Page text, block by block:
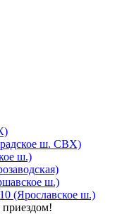
ш. СВХ)
ш.)
ш.)
(Ярославское ш.)
приездом!